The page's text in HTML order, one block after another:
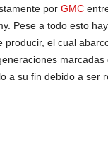
por GMC
Pese a todo esto
el cual
a su fin debido a ser